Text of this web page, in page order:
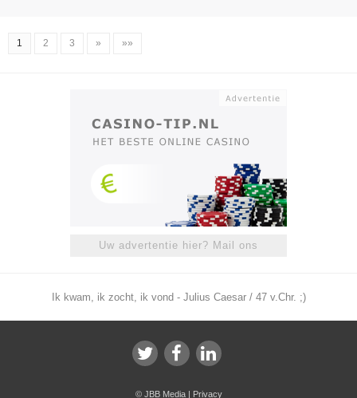
1 2 3 » »»
Uw advertentie hier? Mail ons
Ik kwam, ik zocht, ik vond - Julius Caesar / 47 v.Chr. ;)
© JBB Media| Privacy